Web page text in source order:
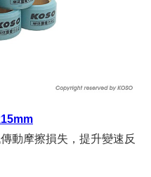
動摩擦損失，提升變速反